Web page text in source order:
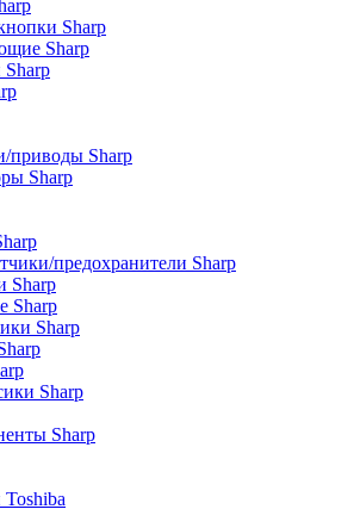
Sharp
Sharp
приводы Sharp
Sharp
предохранители Sharp
Sharp
Sharp
Sharp
Sharp
Sharp